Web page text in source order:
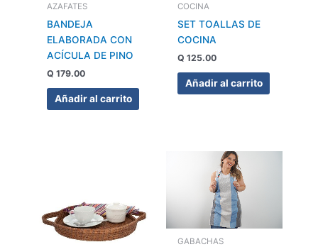
AZAFATES
BANDEJA
ELABORADA CON
ACÍCULA DE PINO
Q 179.00
Añadir al carrito
COCINA
SET TOALLAS DE
COCINA
Q 125.00
Añadir al carrito
GABACHAS